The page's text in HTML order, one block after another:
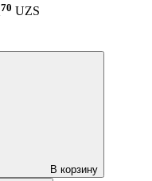
70 UZS
В корзину